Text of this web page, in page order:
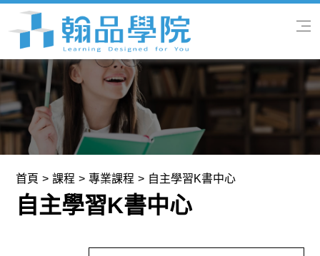
首頁
關於我們
翰品快訊
首頁 課程 專業課程 自主學習K書中心
自主學習K書中心